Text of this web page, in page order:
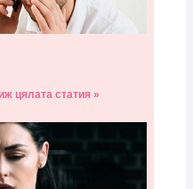
цялата статия »